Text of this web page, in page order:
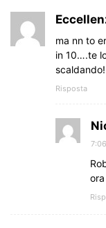
ma nn to
in 10….te
scaldando!
Risposta
7:06